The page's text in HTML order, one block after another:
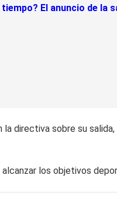
El anuncio de la
la directiva sobre su
los objetivos